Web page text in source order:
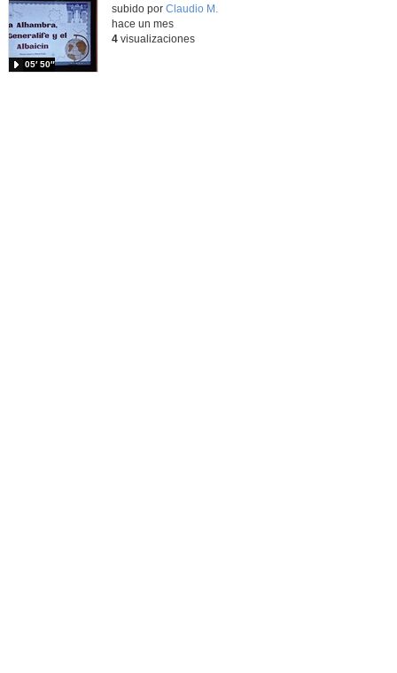
Contenido educativo.
subido por Claudio M.
05′ 50″
hace un mes
4visualizaciones